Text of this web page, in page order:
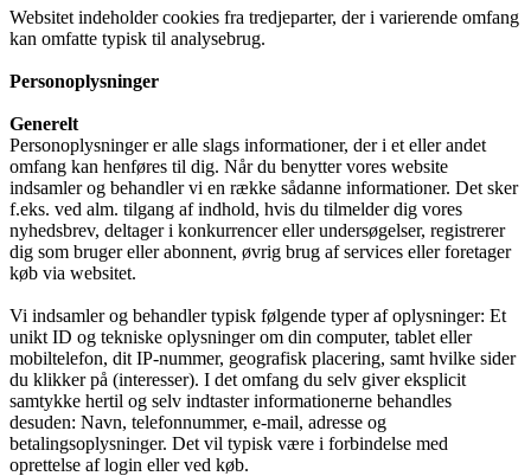
Websitet indeholder cookies fra tredjeparter, der i varierende omfang
kan omfatte typisk til analysebrug.
Personoplysninger
Generelt
Personoplysninger er alle slags informationer, der i et eller andet
omfang kan henføres til dig. Når du benytter vores website
indsamler og behandler vi en række sådanne informationer. Det sker
f.eks. ved alm. tilgang af indhold, hvis du tilmelder dig vores
nyhedsbrev, deltager i konkurrencer eller undersøgelser, registrerer
dig som bruger eller abonnent, øvrig brug af services eller foretager
køb via websitet.
Vi indsamler og behandler typisk følgende typer af oplysninger: Et
unikt ID og tekniske oplysninger om din computer, tablet eller
mobiltelefon, dit IP-nummer, geografisk placering, samt hvilke sider
du klikker på (interesser). I det omfang du selv giver eksplicit
samtykke hertil og selv indtaster informationerne behandles
desuden: Navn, telefonnummer, e-mail, adresse og
betalingsoplysninger. Det vil typisk være i forbindelse med
oprettelse af login eller ved køb.